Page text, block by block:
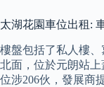
太湖花園車位出租:
樓盤包括了私人樓
北面，位於元朗站
位涉206伙，發展商